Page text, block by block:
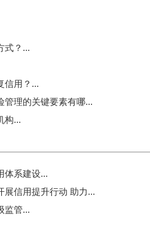
式？...
信用？...
管理的关键要素有哪...
构...
体系建设...
展信用提升行动 助力...
监管...